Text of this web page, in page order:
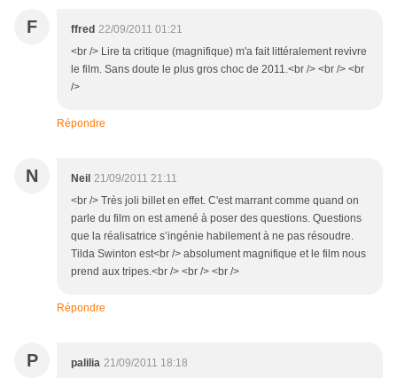
F ffred 22/09/2011 01:21
<br /> Lire ta critique (magnifique) m'a fait littéralement revivre
le film. Sans doute le plus gros choc de 2011.<br /> <br /> <br
/>
Répondre
N Neil 21/09/2011 21:11
<br /> Très joli billet en effet. C'est marrant comme quand on
parle du film on est amené à poser des questions. Questions
que la réalisatrice s’ingénie habilement à ne pas résoudre.
Tilda Swinton est<br /> absolument magnifique et le film nous
prend aux tripes.<br /> <br /> <br />
Répondre
P palilia 21/09/2011 18:18